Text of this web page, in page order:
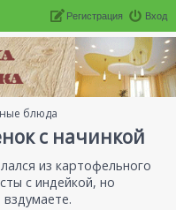
Вход
Регистрация
блюда
с начинкой
из картофельного
с индейкой, но